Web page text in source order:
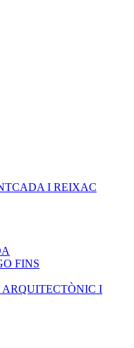
I REIXAC
FINS
ARQUITECTÒNIC I